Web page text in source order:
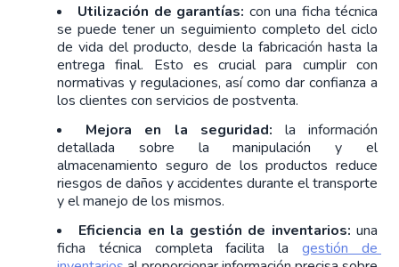
Utilización de garantías: con una ficha técnica
se puede tener un seguimiento completo del ciclo
de vida del producto, desde la fabricación hasta la
entrega final. Esto es crucial para cumplir con
normativas y regulaciones, así como dar confianza a
los clientes con servicios de postventa.
Mejora en la seguridad: la información
detallada sobre la manipulación y el
almacenamiento seguro de los productos reduce
riesgos de daños y accidentes durante el transporte
y el manejo de los mismos.
Eficiencia en la gestión de inventarios: una
ficha técnica completa facilita la gestión de